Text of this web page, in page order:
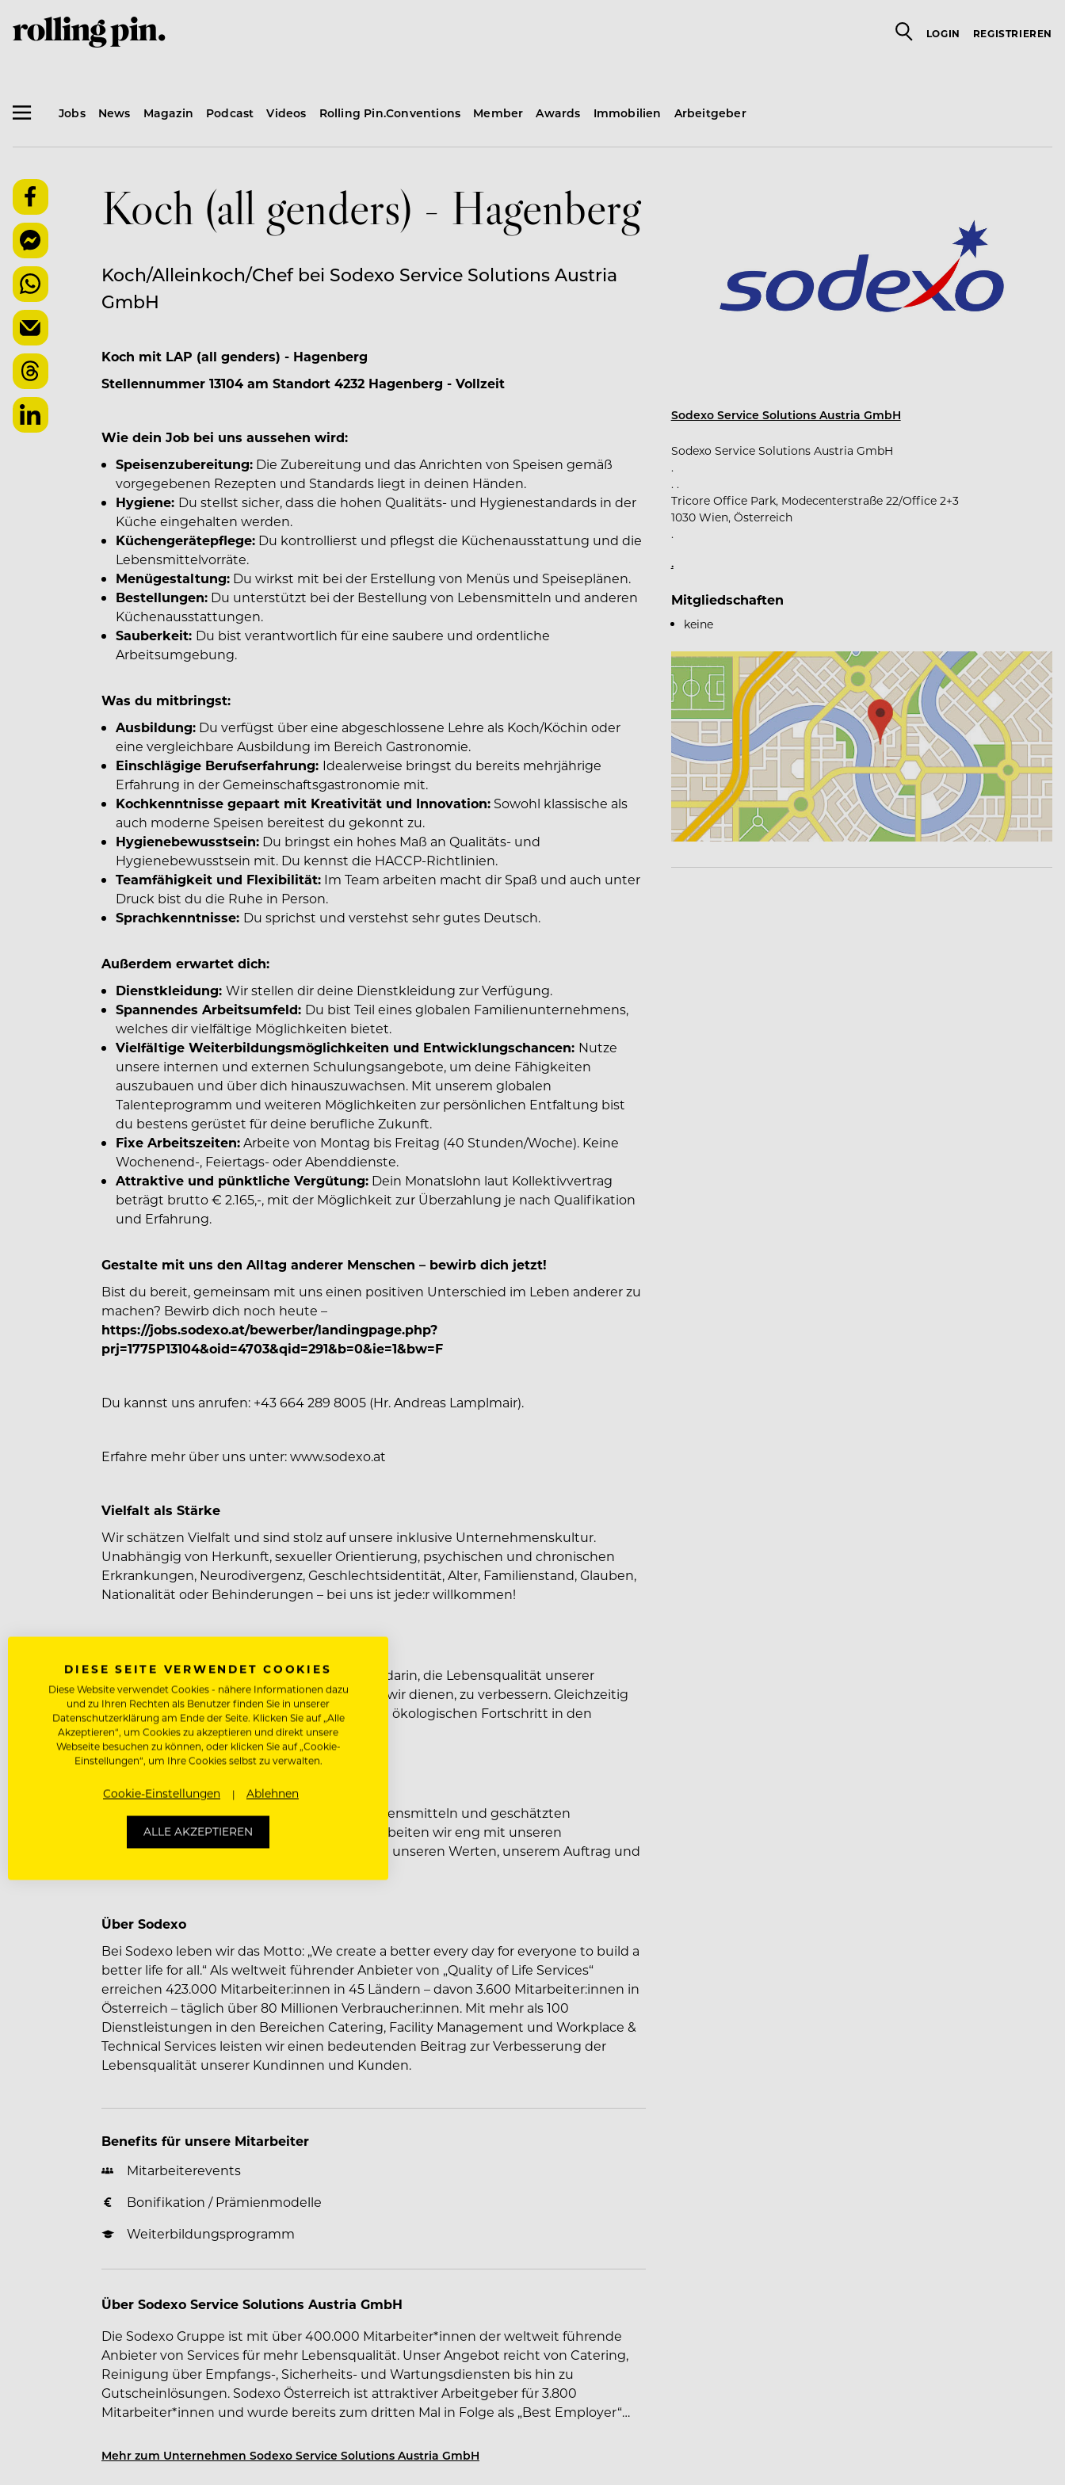
LOGIN REGISTRIEREN
Jobs News Magazin Podcast Videos Rolling Pin.Conventions Member Awards Immobilien Arbeitgeber
Koch (all genders) - Hagenberg
Koch/Alleinkoch/Chef bei Sodexo Service Solutions Austria
GmbH
Koch mit LAP (all genders) - Hagenberg
Stellennummer 13104 am Standort 4232 Hagenberg - Vollzeit
Wie dein Job bei uns aussehen wird:
Speisenzubereitung: Die Zubereitung und das Anrichten von Speisen gemäß
vorgegebenen Rezepten und Standards liegt in deinen Händen.
Hygiene: Du stellst sicher, dass die hohen Qualitäts- und Hygienestandards in der
Küche eingehalten werden.
Küchengerätepflege: Du kontrollierst und pflegst die Küchenausstattung und die
Lebensmittelvorräte.
Menügestaltung: Du wirkst mit bei der Erstellung von Menüs und Speiseplänen.
Bestellungen: Du unterstützt bei der Bestellung von Lebensmitteln und anderen
Küchenausstattungen.
Sauberkeit: Du bist verantwortlich für eine saubere und ordentliche
Arbeitsumgebung.
Was du mitbringst:
Ausbildung: Du verfügst über eine abgeschlossene Lehre als Koch/Köchin oder
eine vergleichbare Ausbildung im Bereich Gastronomie.
Einschlägige Berufserfahrung: Idealerweise bringst du bereits mehrjährige
Erfahrung in der Gemeinschaftsgastronomie mit.
Kochkenntnisse gepaart mit Kreativität und Innovation: Sowohl klassische als
auch moderne Speisen bereitest du gekonnt zu.
Hygienebewusstsein: Du bringst ein hohes Maß an Qualitäts- und
Hygienebewusstsein mit. Du kennst die HACCP-Richtlinien.
Teamfähigkeit und Flexibilität: Im Team arbeiten macht dir Spaß und auch unter
Druck bist du die Ruhe in Person.
Sprachkenntnisse: Du sprichst und verstehst sehr gutes Deutsch.
Außerdem erwartet dich:
Dienstkleidung: Wir stellen dir deine Dienstkleidung zur Verfügung.
Spannendes Arbeitsumfeld: Du bist Teil eines globalen Familienunternehmens,
welches dir vielfältige Möglichkeiten bietet.
Vielfältige Weiterbildungsmöglichkeiten und Entwicklungschancen: Nutze
unsere internen und externen Schulungsangebote, um deine Fähigkeiten
auszubauen und über dich hinauszuwachsen. Mit unserem globalen
Talenteprogramm und weiteren Möglichkeiten zur persönlichen Entfaltung bist
du bestens gerüstet für deine berufliche Zukunft.
Fixe Arbeitszeiten:Arbeite von Montag bis Freitag (40 Stunden/Woche). Keine
Wochenend-, Feiertags- oder Abenddienste.
Attraktive und pünktliche Vergütung: Dein Monatslohn laut Kollektivvertrag
beträgt brutto € 2.165,-, mit der Möglichkeit zur Überzahlung je nach Qualifikation
und Erfahrung.
Gestalte mit uns den Alltag anderer Menschen – bewirb dich jetzt!
Bist du bereit, gemeinsam mit uns einen positiven Unterschied im Leben anderer zu
machen? Bewirb dich noch heute –
https://jobs.sodexo.at/bewerber/landingpage.php?
prj=1775P13104&oid=4703&qid=291&b=0&ie=1&bw=F
Du kannst uns anrufen: +43 664 289 8005 (Hr. Andreas Lamplmair).
Erfahre mehr über uns unter: www.sodexo.at
Vielfalt als Stärke
Wir schätzen Vielfalt und sind stolz auf unsere inklusive Unternehmenskultur.
Unabhängig von Herkunft, sexueller Orientierung, psychischen und chronischen
Erkrankungen, Neurodivergenz, Geschlechtsidentität, Alter, Familienstand, Glauben,
Nationalität oder Behinderungen – bei uns ist jede:r willkommen!
Seit dem ersten Tag besteht unsere Mission darin, die Lebensqualität unserer
Mitarbeiter:innen und der Menschen, denen wir dienen, zu verbessern. Gleichzeitig
tragen wir zum wirtschaftlichen, sozialen und ökologischen Fortschritt in den
Gemeinden bei, in denen wir tätig sind.
Unsere Ambition
Als führender Anbieter von nachhaltigen Lebensmitteln und geschätzten
Erlebnissen in jedem Moment des Lebens, arbeiten wir eng mit unseren
Stakeholdern zusammen und lassen uns von unseren Werten, unserem Auftrag und
Über Sodexo
Bei Sodexo leben wir das Motto: „We create a better every day for everyone to build a
better life for all.“ Als weltweit führender Anbieter von „Quality of Life Services“
erreichen 423.000 Mitarbeiter:innen in 45 Ländern – davon 3.600 Mitarbeiter:innen in
Österreich – täglich über 80 Millionen Verbraucher:innen. Mit mehr als 100
Dienstleistungen in den Bereichen Catering, Facility Management und Workplace &
Technical Services leisten wir einen bedeutenden Beitrag zur Verbesserung der
Lebensqualität unserer Kundinnen und Kunden.
Benefits für unsere Mitarbeiter
Mitarbeiterevents
Bonifikation / Prämienmodelle
Weiterbildungsprogramm
Über Sodexo Service Solutions Austria GmbH
Die Sodexo Gruppe ist mit über 400.000 Mitarbeiter*innen der weltweit führende
Anbieter von Services für mehr Lebensqualität. Unser Angebot reicht von Catering,
Reinigung über Empfangs-, Sicherheits- und Wartungsdiensten bis hin zu
Gutscheinlösungen. Sodexo Österreich ist attraktiver Arbeitgeber für 3.800
Mitarbeiter*innen und wurde bereits zum dritten Mal in Folge als „Best Employer“
Mehr zum Unternehmen Sodexo Service Solutions Austria GmbH
Sodexo Service Solutions Austria GmbH
Sodexo Service Solutions Austria GmbH
.
. .
Tricore Office Park, Modecenterstraße 22/Office 2+3
1030 Wien, Österreich
.
.
Mitgliedschaften
keine
DIESE SEITE VERWENDET COOKIES
Diese Website verwendet Cookies - nähere Informationen dazu
und zu Ihren Rechten als Benutzer finden Sie in unserer
Datenschutzerklärung am Ende der Seite. Klicken Sie auf „Alle
Akzeptieren“, um Cookies zu akzeptieren und direkt unsere
Webseite besuchen zu können, oder klicken Sie auf „Cookie-
Einstellungen“, um Ihre Cookies selbst zu verwalten.
Cookie-Einstellungen Ablehnen
ALLE AKZEPTIEREN